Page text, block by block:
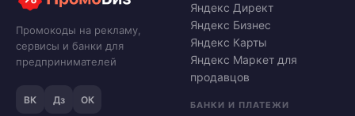
Промокоды на рекламу,
сервисы и банки для
предпринимателей
ВК Дз ОК
Яндекс Директ
Яндекс Бизнес
Яндекс Карты
Яндекс Маркет для
продавцов
БАНКИ И ПЛАТЕЖИ